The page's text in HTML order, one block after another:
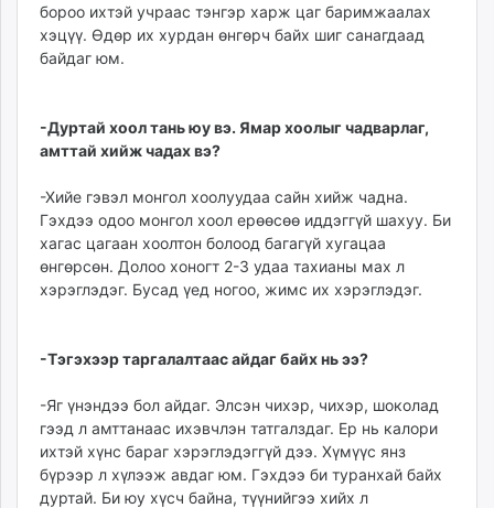
бороо ихтэй учраас тэнгэр харж цаг баримжаалах
хэцүү. Өдөр их хурдан өнгөрч байх шиг санагдаад
байдаг юм.
-Дуртай хоол тань юу вэ. Ямар хоолыг чадварлаг,
амттай хийж чадах вэ?
-Хийе гэвэл монгол хоолуудаа сайн хийж чадна.
Гэхдээ одоо монгол хоол ерөөсөө иддэггүй шахуу. Би
хагас цагаан хоолтон болоод багагүй хугацаа
өнгөрсөн. Долоо хоногт 2-3 удаа тахианы мах л
хэрэглэдэг. Бусад үед ногоо, жимс их хэрэглэдэг.
-Тэгэхээр таргалалтаас айдаг байх нь ээ?
-Яг үнэндээ бол айдаг. Элсэн чихэр, чихэр, шоколад
гээд л амттанаас ихэвчлэн татгалздаг. Ер нь калори
ихтэй хүнс бараг хэрэглэдэггүй дээ. Хүмүүс янз
бүрээр л хүлээж авдаг юм. Гэхдээ би туранхай байх
дуртай. Би юу хүсч байна, түүнийгээ хийх л